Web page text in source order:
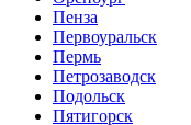
Пенза
Первоуральск
Пермь
Петрозаводск
Подольск
Пятигорск